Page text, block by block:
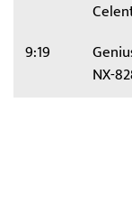
9:19
NX-